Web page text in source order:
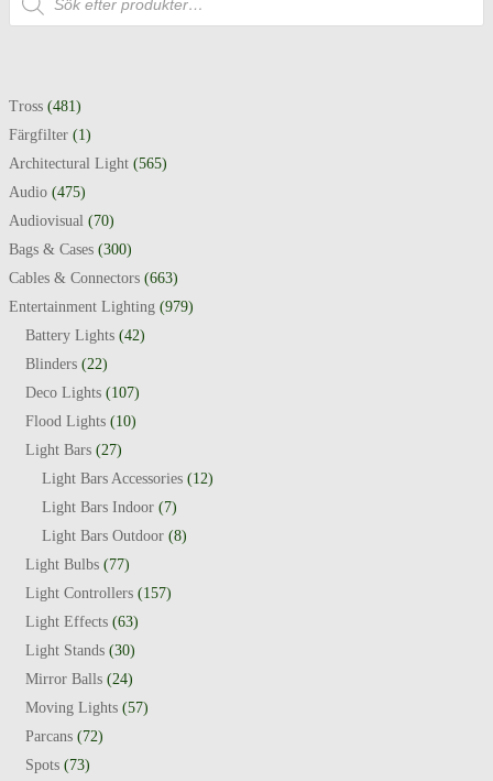
Tross (481)
Färgfilter (1)
Architectural Light (565)
Audio (475)
Audiovisual (70)
Bags & Cases (300)
Cables & Connectors (663)
Entertainment Lighting (979)
Battery Lights (42)
Blinders (22)
Deco Lights (107)
Flood Lights (10)
Light Bars (27)
Light Bars Accessories (12)
Light Bars Indoor (7)
Light Bars Outdoor (8)
Light Bulbs (77)
Light Controllers (157)
Light Effects (63)
Light Stands (30)
Mirror Balls (24)
Moving Lights (57)
Parcans (72)
Spots (73)